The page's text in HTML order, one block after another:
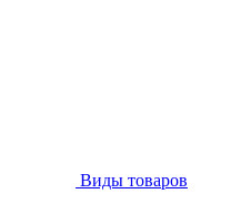
Виды товаров